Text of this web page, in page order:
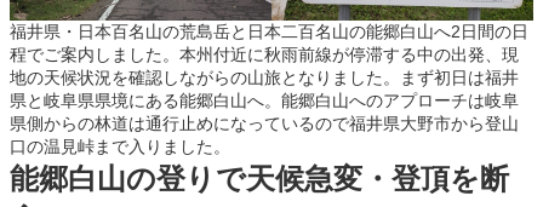
福井県・日本百名山の荒島岳と日本二百名山の能郷白山へ2日間の日
程でご案内しました。本州付近に秋雨前線が停滞する中の出発、現
地の天候状況を確認しながらの山旅となりました。まず初日は福井
県と岐阜県県境にある能郷白山へ。能郷白山へのアプローチは岐阜
県側からの林道は通行止めになっているので福井県大野市から登山
口の温見峠まで入りました。
能郷白山の登りで天候急変・登頂を断